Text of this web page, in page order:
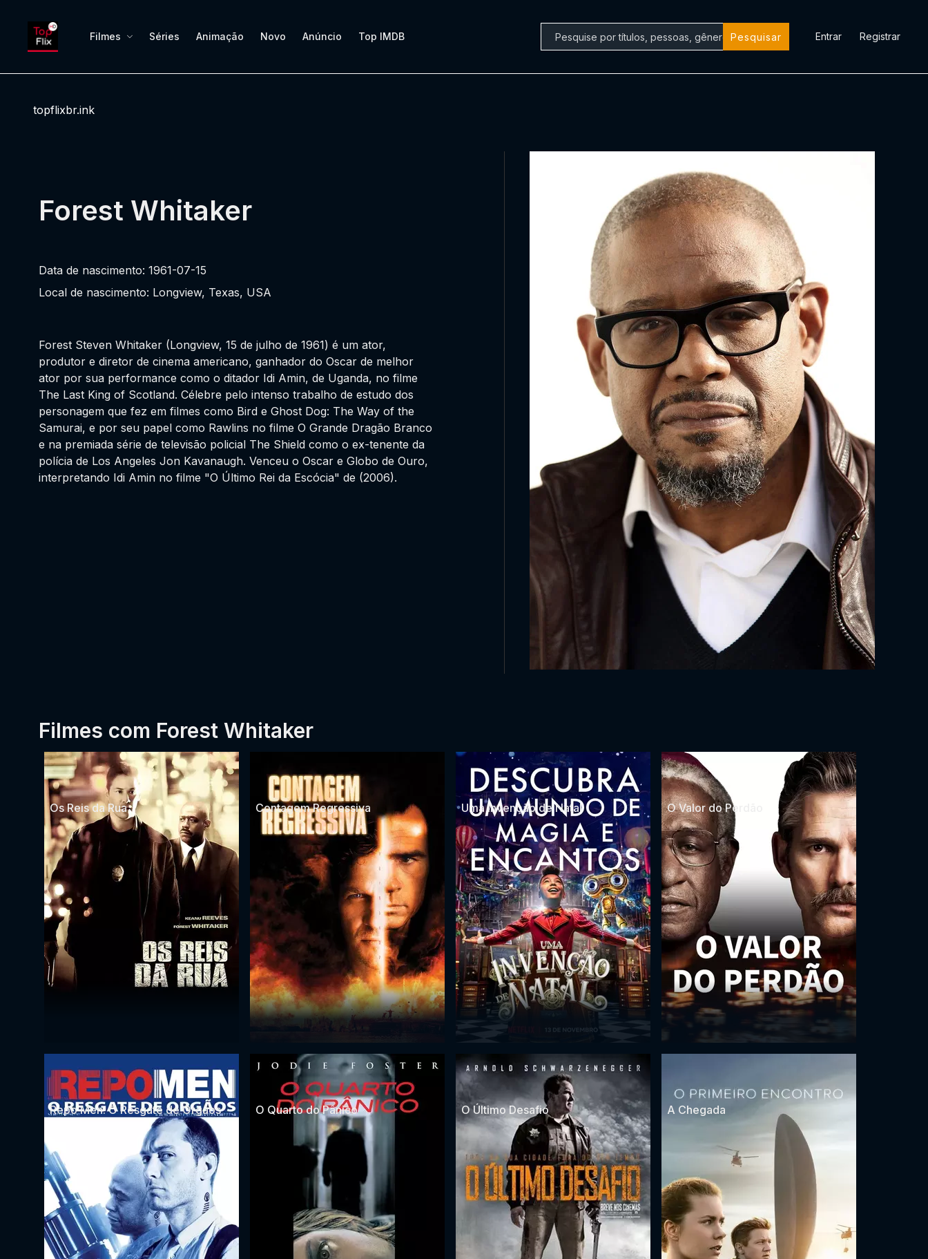
Filmes Séries Animação Novo Anúncio Top IMDB Pesquisar Entrar Registrar
topflixbr.ink
Forest Whitaker
Data de nascimento: 1961-07-15
Local de nascimento: Longview, Texas, USA
Forest Steven Whitaker (Longview, 15 de julho de 1961) é um ator,
produtor e diretor de cinema americano, ganhador do Oscar de melhor
ator por sua performance como o ditador Idi Amin, de Uganda, no filme
The Last King of Scotland. Célebre pelo intenso trabalho de estudo dos
personagem que fez em filmes como Bird e Ghost Dog: The Way of the
Samurai, e por seu papel como Rawlins no filme O Grande Dragão Branco
e na premiada série de televisão policial The Shield como o ex-tenente da
polícia de Los Angeles Jon Kavanaugh. Venceu o Oscar e Globo de Ouro,
interpretando Idi Amin no filme "O Último Rei da Escócia" de (2006).
Filmes com Forest Whitaker
Os Reis da Rua Contagem Regressiva Uma Invenção de Natal O Valor do Perdão
Repo Men: O Resgate de Órgãos O Quarto do Pânico O Último Desafio A Chegada